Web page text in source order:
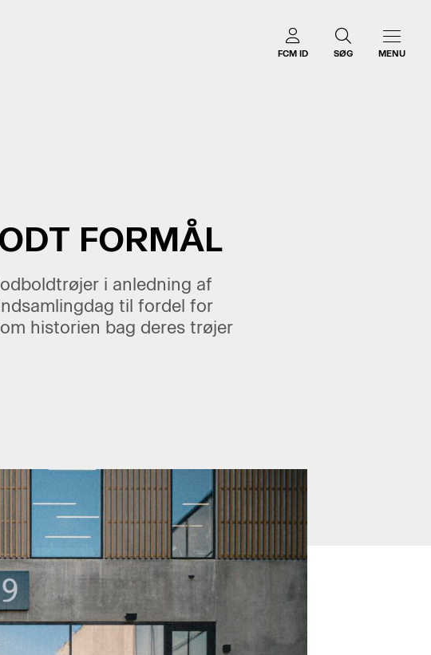
FCM ID SØG MENU
FORMÅL
i anledning af
til fordel for
historien bag deres trøjer